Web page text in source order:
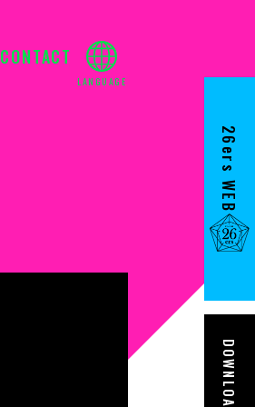
CONTACT
26ers WEB